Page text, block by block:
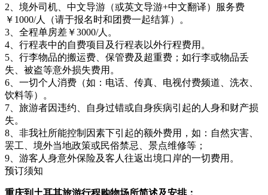
2、境外司机、中文导游（或英文导游+中文翻译）服务费
￥1000/人（请于报名时和团费一起结算）。
3、全程单房差￥3000/人。
4、行程表中的自费项目及行程表以外行程费用。
5、行李物品的搬运费、保管费及超重费；如行李或物品丢
失、被盗等意外损失费用。
6、一切个人消费（如：电话、传真、电视付费频道、洗衣、
饮料等）。
7、旅游者因违约、自身过错或自身疾病引起的人身和财产损
失。
8、非我社所能控制因素下引起的额外费用，如：自然灾害、
罢工、境外当地政策或民俗禁忌、景点维修等；
9、游客人身意外保险及客人往返出境口岸的一切费用。
预订须知
重庆到土耳其旅游行程购物场所简述及安排：